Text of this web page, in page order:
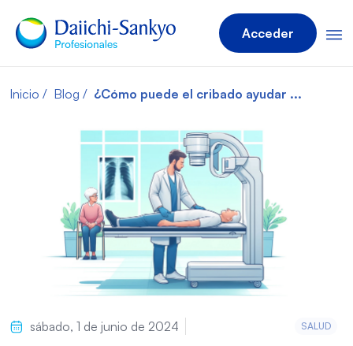
Acceder
Inicio Blog ¿Cómo puede el cribado ayudar ...
sábado, 1 de junio de 2024 SALUD